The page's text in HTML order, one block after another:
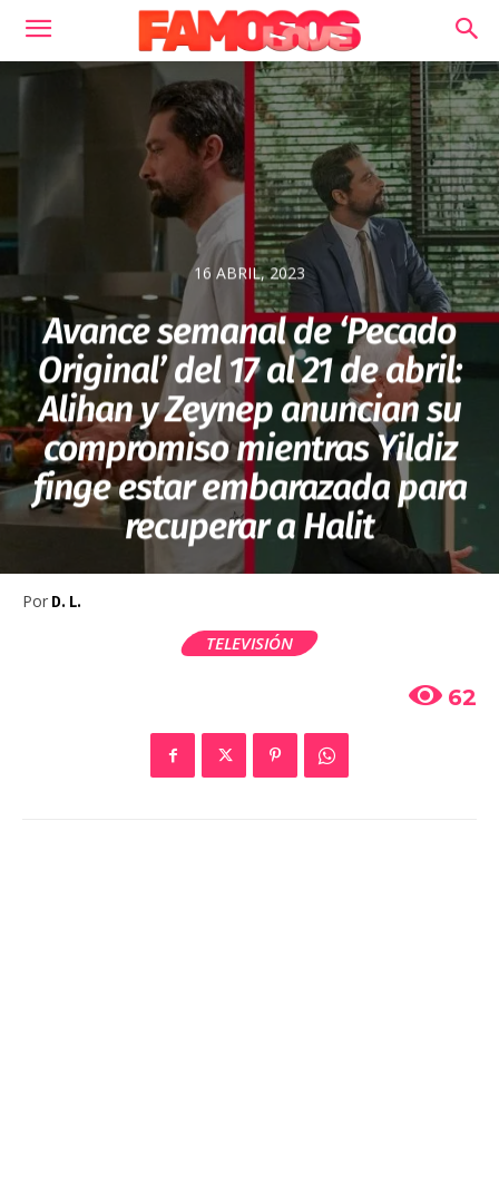
16 ABRIL, 2023
Avance semanal de ‘Pecado
Original’ del 17 al 21 de abril:
Alihan y Zeynep anuncian su
compromiso mientras Yildiz
finge estar embarazada para
recuperar a Halit
Por D. L.
TELEVISIÓN
62